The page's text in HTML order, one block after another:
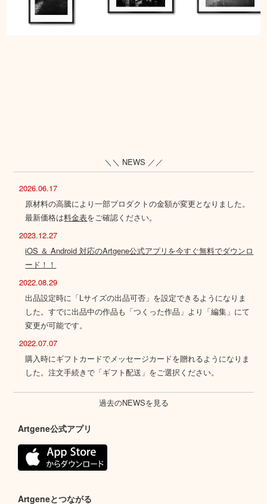
＼＼ NEWS ／／
2026.06.17
原材料の高騰により一部プロダクトの金額が変更となりました。
最新価格は料金表をご確認ください。
2023.12.27
iOS ＆ Android 対応のArtgene公式アプリを今すぐ無料でダウンロ
ード！！
2022.08.29
出品設定時に「Lサイズの出品可否」を設定できるようになりま
した。すでに出品中の作品も「つくった作品」より「編集」にて
変更が可能です。
2022.07.07
購入時にギフトカードでメッセージカードを贈れるようになりま
した。注文手続きで「ギフト配送」をご選択ください。
過去のNEWSを見る
Artgene公式アプリ
Artgeneとつながる